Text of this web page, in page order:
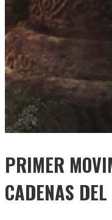
PRIMER
CADENAS